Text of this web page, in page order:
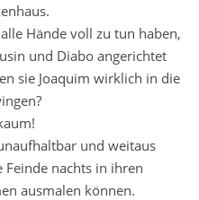
Hände voll zu tun haben,
und Diabo angerichtet
sie Joaquim wirklich in die
und weitaus
Feinde nachts in ihren
ausmalen können.